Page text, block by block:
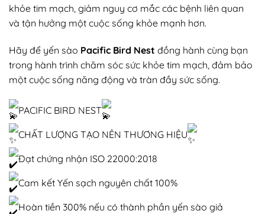
khỏe tim mạch, giảm nguy cơ mắc các bệnh liên quan
và tận hưởng một cuộc sống khỏe mạnh hơn.
Hãy để yến sào Pacific Bird Nest đồng hành cùng bạn
trong hành trình chăm sóc sức khỏe tim mạch, đảm bảo
một cuộc sống năng động và tràn đầy sức sống.
PACIFIC BIRD NEST
CHẤT LƯỢNG TẠO NÊN THƯƠNG HIỆU
Đạt chứng nhận ISO 22000:2018
Cam kết Yến sạch nguyên chất 100%
Hoàn tiền 300% nếu có thành phần yến sào giả